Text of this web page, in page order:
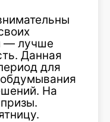
— лучше
Данная
для
На